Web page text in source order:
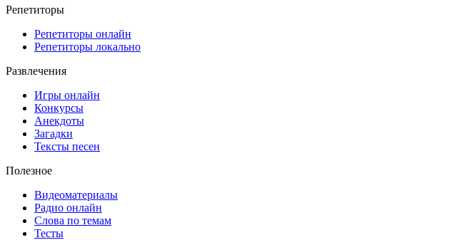
Репетиторы
Репетиторы онлайн
Репетиторы локально
Развлечения
Игры онлайн
Конкурсы
Анекдоты
Загадки
Тексты песен
Полезное
Видеоматериалы
Радио онлайн
Слова по темам
Тесты